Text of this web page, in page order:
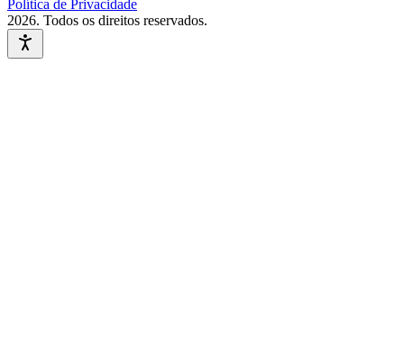
Política de Privacidade
2026. Todos os direitos reservados.